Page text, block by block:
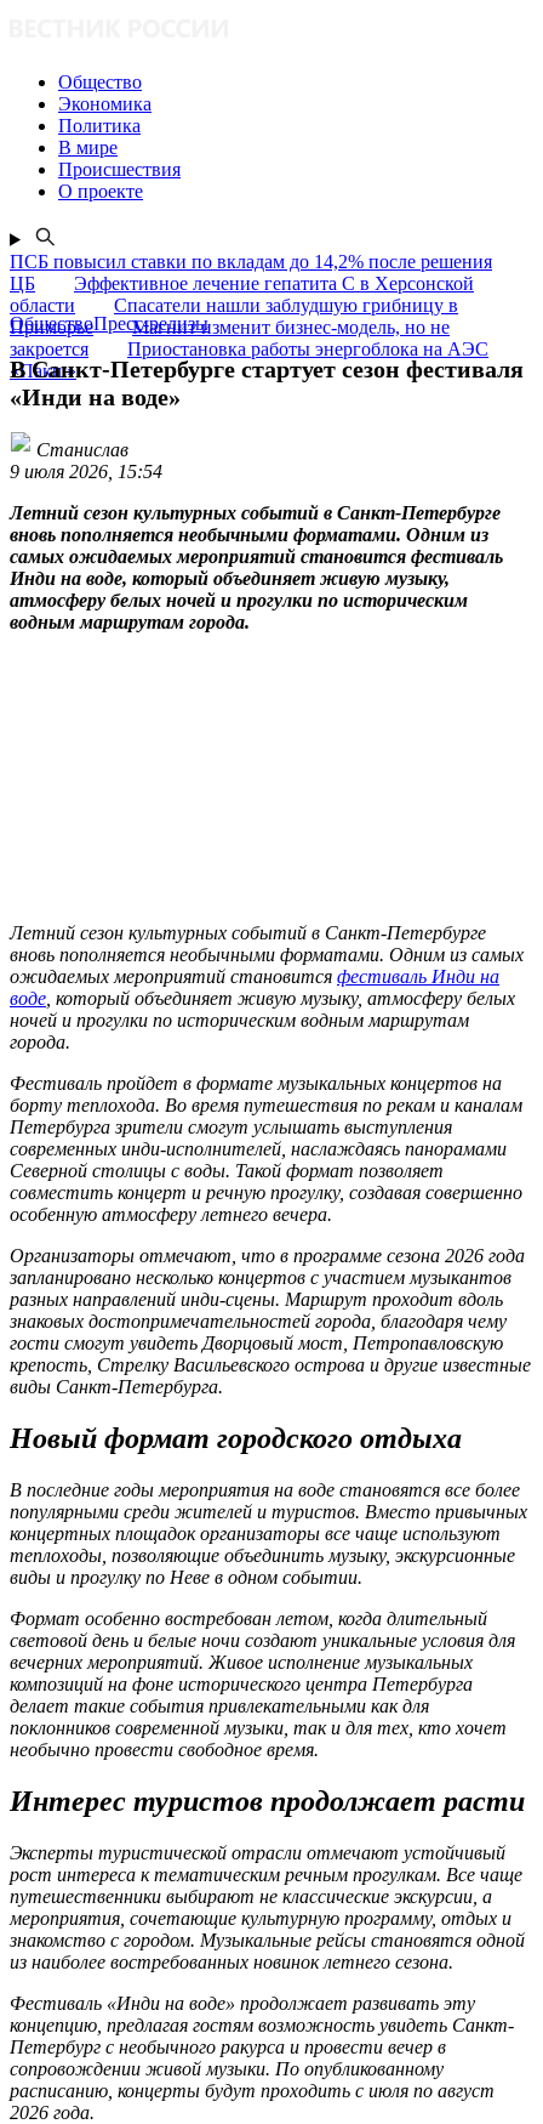
Общество
Экономика
Политика
В мире
Происшествия
О проекте
ПСБ повысил ставки по вкладам до 14,2% после решения
ЦБ
Эффективное лечение гепатита C в Херсонской
области
Спасатели нашли заблудшую грибницу в
Приморье
Магнит изменит бизнес-модель, но не
закроется
Приостановка работы энергоблока на АЭС
«Пакш»
ОбществоПресс-релизы
В Санкт-Петербурге стартует сезон фестиваля
«Инди на воде»
Станислав
9 июля 2026, 15:54
Летний сезон культурных событий в Санкт-Петербурге
вновь пополняется необычными форматами. Одним из
самых ожидаемых мероприятий становится фестиваль
Инди на воде, который объединяет живую музыку,
атмосферу белых ночей и прогулки по историческим
водным маршрутам города.
Летний сезон культурных событий в Санкт-Петербурге
вновь пополняется необычными форматами. Одним из самых
ожидаемых мероприятий становится фестиваль Инди на
воде , который объединяет живую музыку, атмосферу белых
ночей и прогулки по историческим водным маршрутам
города.
Фестиваль пройдет в формате музыкальных концертов на
борту теплохода. Во время путешествия по рекам и каналам
Петербурга зрители смогут услышать выступления
современных инди-исполнителей, наслаждаясь панорамами
Северной столицы с воды. Такой формат позволяет
совместить концерт и речную прогулку, создавая совершенно
особенную атмосферу летнего вечера.
Организаторы отмечают, что в программе сезона 2026 года
запланировано несколько концертов с участием музыкантов
разных направлений инди-сцены. Маршрут проходит вдоль
знаковых достопримечательностей города, благодаря чему
гости смогут увидеть Дворцовый мост, Петропавловскую
крепость, Стрелку Васильевского острова и другие известные
виды Санкт-Петербурга.
Новый формат городского отдыха
В последние годы мероприятия на воде становятся все более
популярными среди жителей и туристов. Вместо привычных
концертных площадок организаторы все чаще используют
теплоходы, позволяющие объединить музыку, экскурсионные
виды и прогулку по Неве в одном событии.
Формат особенно востребован летом, когда длительный
световой день и белые ночи создают уникальные условия для
вечерних мероприятий. Живое исполнение музыкальных
композиций на фоне исторического центра Петербурга
делает такие события привлекательными как для
поклонников современной музыки, так и для тех, кто хочет
необычно провести свободное время.
Интерес туристов продолжает расти
Эксперты туристической отрасли отмечают устойчивый
рост интереса к тематическим речным прогулкам. Все чаще
путешественники выбирают не классические экскурсии, а
мероприятия, сочетающие культурную программу, отдых и
знакомство с городом. Музыкальные рейсы становятся одной
из наиболее востребованных новинок летнего сезона.
Фестиваль «Инди на воде» продолжает развивать эту
концепцию, предлагая гостям возможность увидеть Санкт-
Петербург с необычного ракурса и провести вечер в
сопровождении живой музыки. По опубликованному
расписанию, концерты будут проходить с июля по август
2026 года.